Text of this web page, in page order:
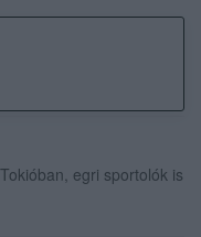
egri sportolók is